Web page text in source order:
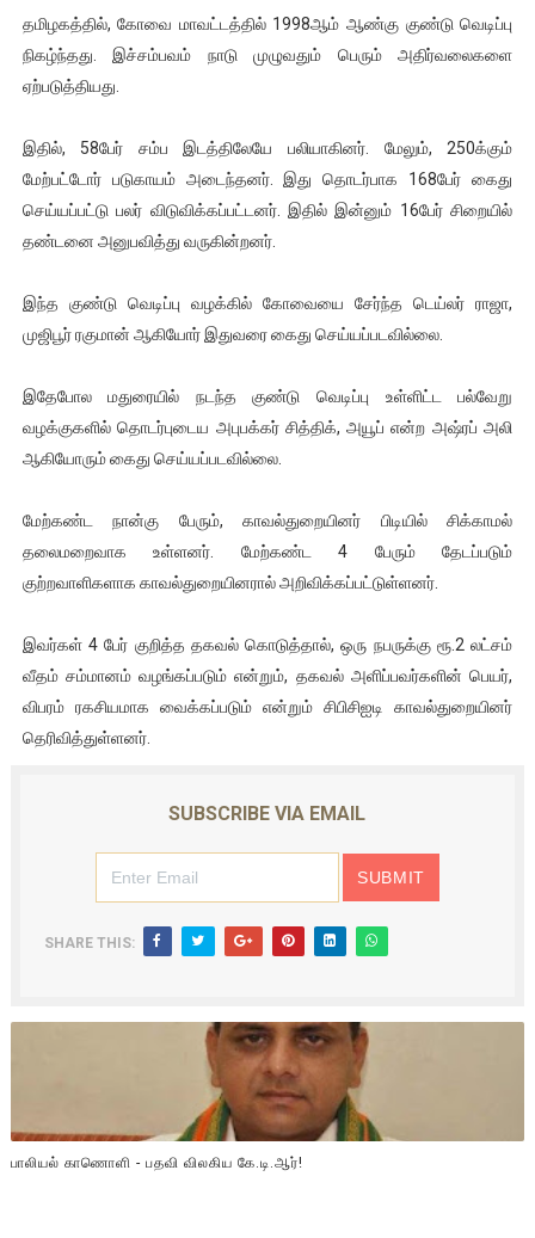
ஐ.நா முன்றலில் சீரற்ற காலநிலையிலும் தமிழின அழிப்பிற்கு
இளையராஜா – கமல் அவசர சந்திப்பு (படங்கள், விடியோ)
ஜனாதிபதி ஐக்கிய நாடுகளின் பொதுச் சபை கூட்டத்தில் இன்று
32 CM விநோத கன்றுக்குட்டி! (வீடியோ)
வலிமை தான் அஜித் திரைப்பயணத்திலே அதிக காலெக்ஷன் செய்த
தமிழகத்தில், கோவை மாவட்டத்தில் 1998ஆம் ஆண்கு குண்டு வெடிப்பு
நிகழ்ந்தது. இச்சம்பவம் நாடு முழுவதும் பெரும் அதிர்வலைகளை
ஏற்படுத்தியது.
இதில், 58பேர் சம்ப இடத்திலேயே பலியாகினர். மேலும், 250க்கும்
மேற்பட்டோர் படுகாயம் அடைந்தனர். இது தொடர்பாக 168பேர் கைது
செய்யப்பட்டு பலர் விடுவிக்கப்பட்டனர். இதில் இன்னும் 16பேர் சிறையில்
தண்டனை அனுபவித்து வருகின்றனர்.
இந்த குண்டு வெடிப்பு வழக்கில் கோவையை சேர்ந்த டெய்லர் ராஜா,
முஜிபூர் ரகுமான் ஆகியோர் இதுவரை கைது செய்யப்படவில்லை.
இதேபோல மதுரையில் நடந்த குண்டு வெடிப்பு உள்ளிட்ட பல்வேறு
வழக்குகளில் தொடர்புடைய அபுபக்கர் சித்திக், அயூப் என்ற அஷ்ரப் அலி
ஆகியோரும் கைது செய்யப்படவில்லை.
மேற்கண்ட நான்கு பேரும், காவல்துறையினர் பிடியில் சிக்காமல்
தலைமறைவாக உள்ளனர். மேற்கண்ட 4 பேரும் தேடப்படும்
குற்றவாளிகளாக காவல்துறையினரால் அறிவிக்கப்பட்டுள்ளனர்.
இவர்கள் 4 பேர் குறித்த தகவல் கொடுத்தால், ஒரு நபருக்கு ரூ.2 லட்சம்
வீதம் சம்மானம் வழங்கப்படும் என்றும், தகவல் அளிப்பவர்களின் பெயர்,
விபரம் ரகசியமாக வைக்கப்படும் என்றும் சிபிசிஐடி காவல்துறையினர்
தெரிவித்துள்ளனர்.
SUBSCRIBE VIA EMAIL
SHARE THIS:
பாலியல் காணொளி - பதவி விலகிய கே.டி.ஆர்!